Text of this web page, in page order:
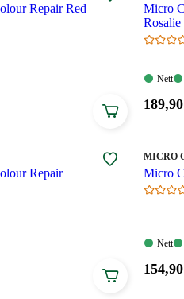
Repair Red
Micro
Rosalie
Nett:
Nett
Pris:
189,90
Repair
MERKE :
MICRO
Micro
Nett:
Nett
Pris:
154,90